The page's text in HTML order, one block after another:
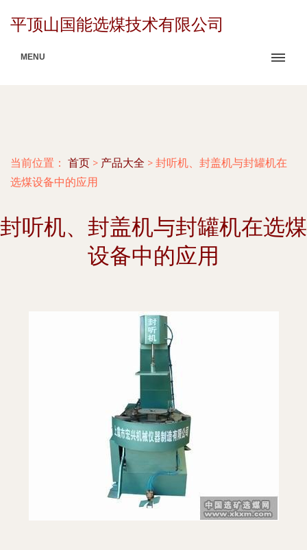
平顶山国能选煤技术有限公司
MENU
当前位置： 首页 > 产品大全 > 封听机、封盖机与封罐机在
选煤设备中的应用
封听机、封盖机与封罐机在选煤
设备中的应用